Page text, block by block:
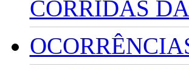
CORRIDAS